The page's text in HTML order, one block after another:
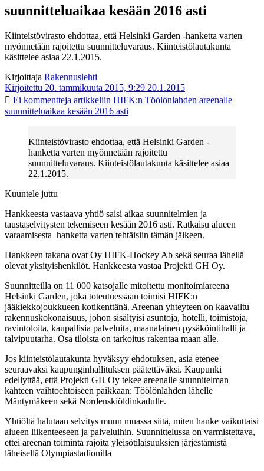
suunnitteluaikaa kesään 2016 asti
Kiinteistövirasto ehdottaa, että Helsinki Garden -hanketta varten
myönnetään rajoitettu suunnitteluvaraus. Kiinteistölautakunta
käsittelee asiaa 22.1.2015.
Kirjoittaja Rakennuslehti
Kirjoitettu 20. tammikuuta 2015, 9:29 20.1.2015
Ei kommentteja artikkeliin HIFK:n Töölönlahden areenalle
suunnitteluaikaa kesään 2016 asti
Kiinteistövirasto ehdottaa, että Helsinki Garden -
hanketta varten myönnetään rajoitettu
suunnitteluvaraus. Kiinteistölautakunta käsittelee asiaa
22.1.2015.
Kuuntele juttu
Hankkeesta vastaava yhtiö saisi aikaa suunnitelmien ja
taustaselvitysten tekemiseen kesään 2016 asti. Ratkaisu alueen
varaamisesta hanketta varten tehtäisiin tämän jälkeen.
Hankkeen takana ovat Oy HIFK-Hockey Ab sekä seuraa lähellä
olevat yksityishenkilöt. Hankkeesta vastaa Projekti GH Oy.
Suunnitteilla on 11 000 katsojalle mitoitettu monitoimiareena
Helsinki Garden, joka toteutuessaan toimisi HIFK:n
jääkiekkojoukkueen kotikenttänä. Areenan yhteyteen on kaavailtu
rakennuskokonaisuus, johon sisältyisi asuntoja, hotelli, toimistoja,
ravintoloita, kaupallisia palveluita, maanalainen pysäköintihalli ja
talvipuutarha. Osa tiloista on tarkoitus rakentaa maan alle.
Jos kiinteistölautakunta hyväksyy ehdotuksen, asia etenee
seuraavaksi kaupunginhallituksen päätettäväksi. Kaupunki
edellyttää, että Projekti GH Oy tekee areenalle suunnitelman
kahteen vaihtoehtoiseen paikkaan: Töölönlahden lähelle
Mäntymäkeen sekä Nordenskiöldinkadulle.
Yhtiöltä halutaan selvitys muun muassa siitä, miten hanke vaikuttaisi
alueen liikenteeseen ja palveluihin. Suunnittelussa on varmistettava,
ettei areenan toiminta rajoita yleisötilaisuuksien järjestämistä
läheisellä Olympiastadionilla